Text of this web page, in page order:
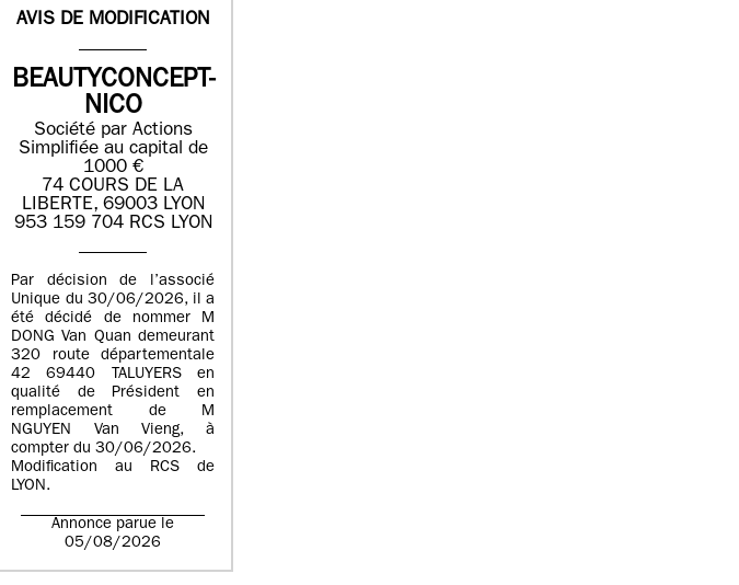
AVIS DE MODIFICATION
BEAUTYCONCEPT-
NICO
Société par Actions
Simplifiée au capital de
1000 €
74 COURS DE LA
LIBERTE, 69003 LYON
953 159 704 RCS LYON
Par décision de l’associé
Unique du 30/06/2026, il a
été décidé de nommer M
DONG Van Quan demeurant
320 route départementale
42 69440 TALUYERS en
qualité de Président en
remplacement de M
NGUYEN Van Vieng, à
compter du 30/06/2026.
Modification au RCS de
LYON.
Annonce parue le
05/08/2026